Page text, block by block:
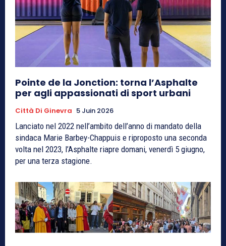
Pointe de la Jonction: torna l’Asphalte
per agli appassionati di sport urbani
Città Di Ginevra 5 Juin 2026
Lanciato nel 2022 nell’ambito dell’anno di mandato della
sindaca Marie Barbey-Chappuis e riproposto una seconda
volta nel 2023, l’Asphalte riapre domani, venerdì 5 giugno,
per una terza stagione.